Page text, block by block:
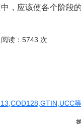
，应该使各个阶段
阅读：5743 次
等